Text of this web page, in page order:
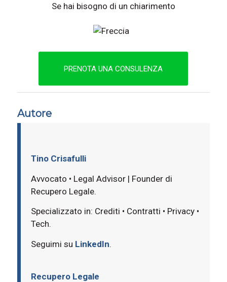
Se hai bisogno di un chiarimento
PRENOTA UNA CONSULENZA
Autore
Tino Crisafulli
Avvocato • Legal Advisor | Founder di
Recupero Legale.
Specializzato in: Crediti • Contratti • Privacy •
Tech.
Seguimi su LinkedIn.
Recupero Legale